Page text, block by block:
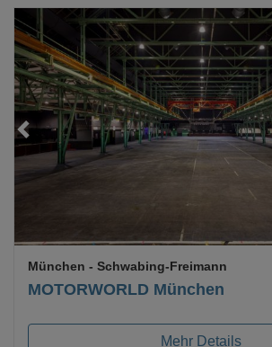
Loading...
MOTORWORLD München
München - Schwabing-Freimann
Mehr Details